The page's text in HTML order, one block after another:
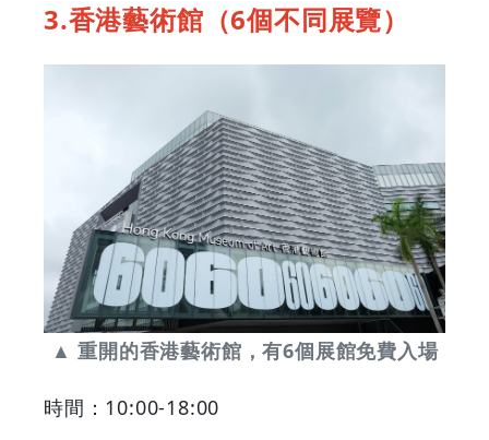
3.香港藝術館（6個不同展覽）
▲ 重開的香港藝術館，有6個展館免費入場
時間：10:00-18:00